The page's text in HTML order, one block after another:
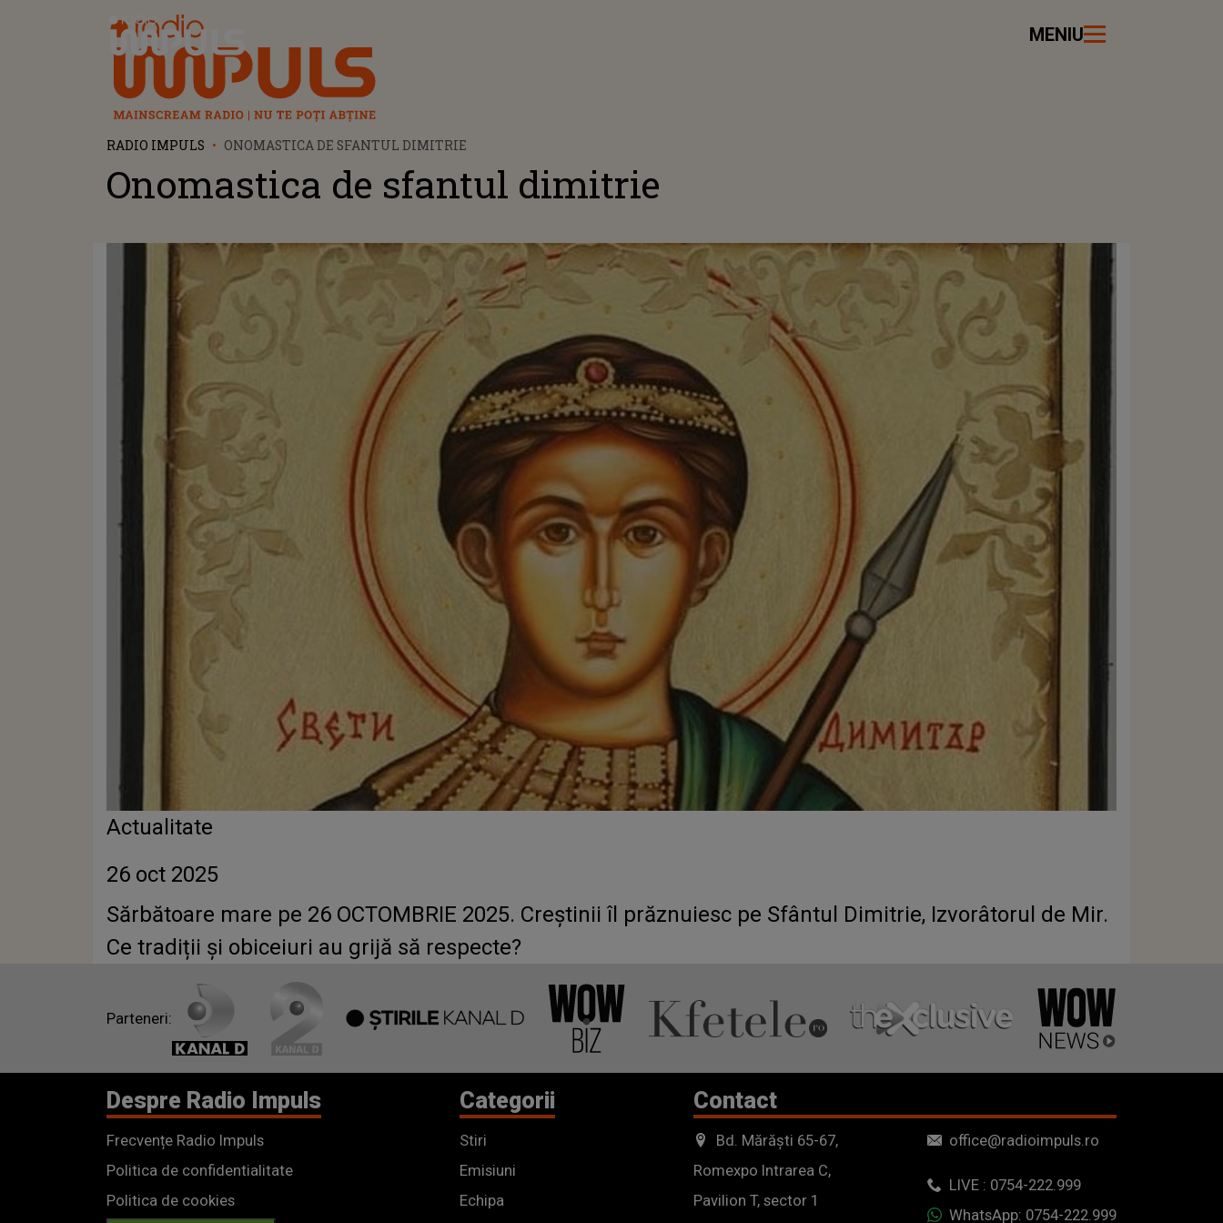
Radio Impuls MENIU
RADIO IMPULS ONOMASTICA DE SFANTUL DIMITRIE
Onomastica de sfantul dimitrie
Actualitate
26 oct 2025
Sărbătoare mare pe 26 OCTOMBRIE 2025. Creștinii îl prăznuiesc pe Sfântul Dimitrie, Izvorâtorul de Mir.
Ce tradiții și obiceiuri au grijă să respecte?
Parteneri:
Despre Radio Impuls
Frecvențe Radio Impuls
Politica de confidentialitate
Politica de cookies
Categorii
Stiri
Emisiuni
Echipa
Contact
Bd. Mărăști 65-67,
Romexpo Intrarea C,
Pavilion T, sector 1
office@radioimpuls.ro
LIVE : 0754-222.999
WhatsApp: 0754-222.999